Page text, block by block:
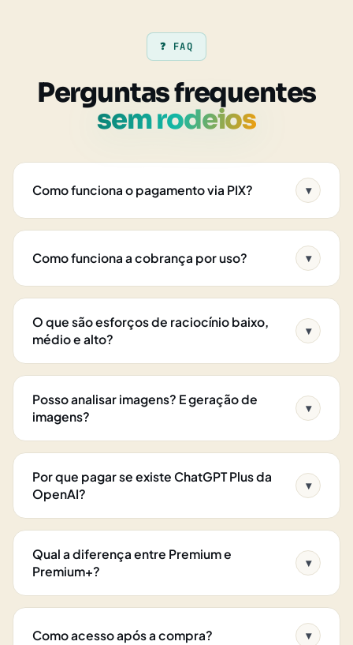
❓ FAQ
Perguntas frequentes
sem rodeios
Como funciona o pagamento via PIX? ▾
Como funciona a cobrança por uso? ▾
O que são esforços de raciocínio baixo,
médio e alto?
▾
Posso analisar imagens? E geração de
imagens?
▾
Por que pagar se existe ChatGPT Plus da
OpenAI?
▾
Qual a diferença entre Premium e
Premium+?
▾
Como acesso após a compra? ▾